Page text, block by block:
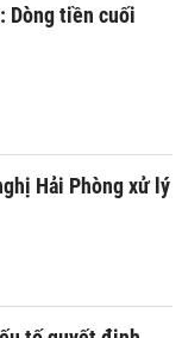
Dòng tiền cuối
Hải Phòng xử lý